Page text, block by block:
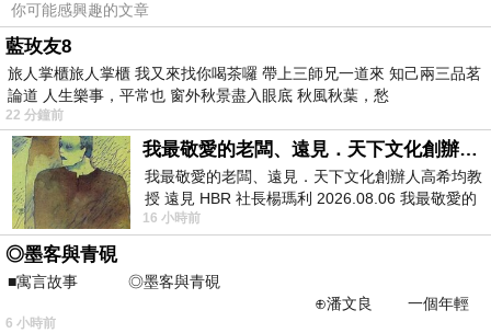
你可能感興趣的文章
藍玫友8
旅人掌櫃旅人掌櫃 我又來找你喝茶囉 帶上三師兄一道來 知己兩三品茗
論道 人生樂事，平常也 窗外秋景盡入眼底 秋風秋葉，愁
22 分鐘前
我最敬愛的老闆、遠見．天下文化創辦人高希均教授
我最敬愛的老闆、遠見．天下文化創辦人高希均教
授 遠見 HBR 社長楊瑪利 2026.08.06 我最敬愛的
老闆、遠見．天下文化創辦人高希均教
16 小時前
◎墨客與青硯
■寓言故事 ◎墨客與青硯
⊕潘文良 一個年輕
的墨客，在京城的古玩肆裡
6 小時前